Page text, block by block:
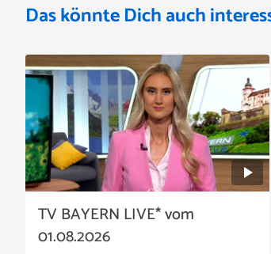
Das könnte Dich auch
TV BAYERN LIVE* vom
01.08.2026